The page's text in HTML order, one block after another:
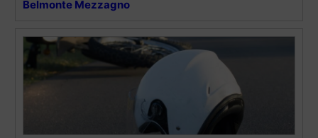
Belmonte Mezzagno